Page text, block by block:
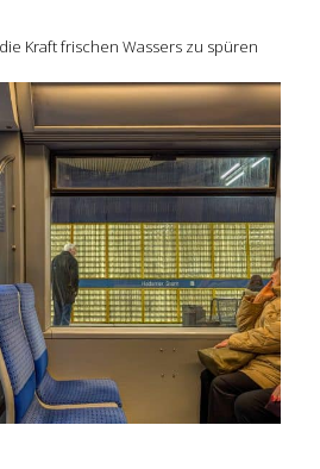
Kraft frischen Wassers zu spüren